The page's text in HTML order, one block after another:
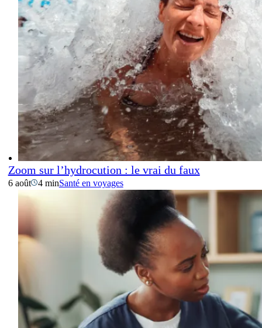
Zoom sur l’hydrocution : le vrai du faux
6 août 4 minSanté en voyages